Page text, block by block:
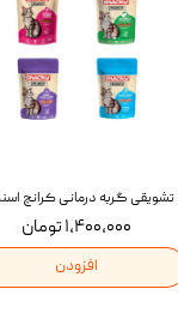
۱,۴۰۰,۰۰۰ تومان
افزودن